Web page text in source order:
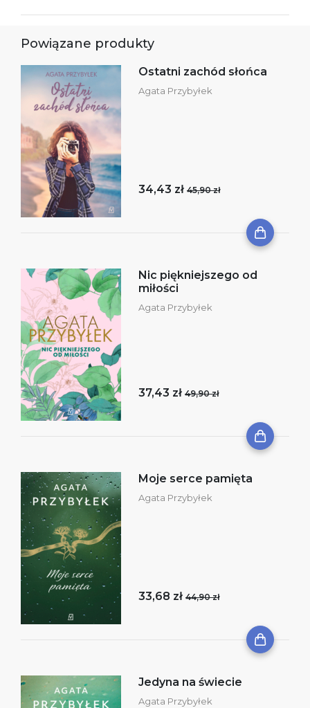
Powiązane produkty
Ostatni zachód słońca
Agata Przybyłek
34,43 zł 45,90 zł
Nic piękniejszego od
miłości
Agata Przybyłek
37,43 zł 49,90 zł
Moje serce pamięta
Agata Przybyłek
33,68 zł 44,90 zł
Jedyna na świecie
Agata Przybyłek